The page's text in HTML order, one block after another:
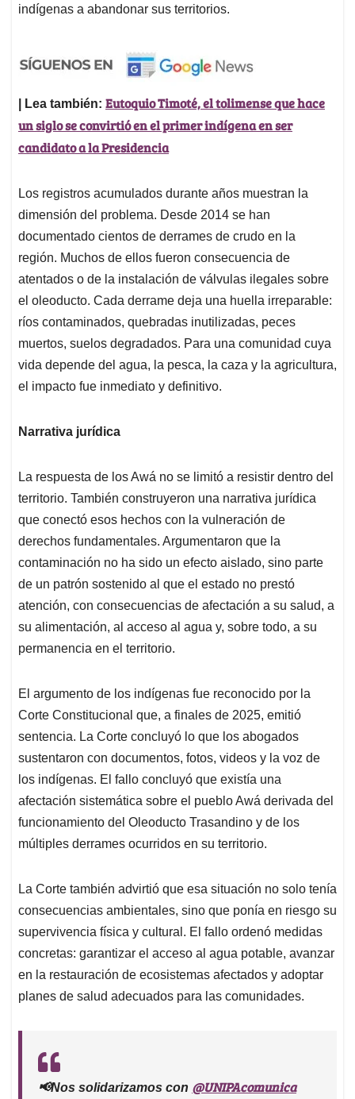
indígenas a abandonar sus territorios.
| Lea también: Eutoquio Timoté, el tolimense que hace
un siglo se convirtió en el primer indígena en ser
candidato a la Presidencia
Los registros acumulados durante años muestran la
dimensión del problema. Desde 2014 se han
documentado cientos de derrames de crudo en la
región. Muchos de ellos fueron consecuencia de
atentados o de la instalación de válvulas ilegales sobre
el oleoducto. Cada derrame deja una huella irreparable:
ríos contaminados, quebradas inutilizadas, peces
muertos, suelos degradados. Para una comunidad cuya
vida depende del agua, la pesca, la caza y la agricultura,
el impacto fue inmediato y definitivo.
Narrativa jurídica
La respuesta de los Awá no se limitó a resistir dentro del
territorio. También construyeron una narrativa jurídica
que conectó esos hechos con la vulneración de
derechos fundamentales. Argumentaron que la
contaminación no ha sido un efecto aislado, sino parte
de un patrón sostenido al que el estado no prestó
atención, con consecuencias de afectación a su salud, a
su alimentación, al acceso al agua y, sobre todo, a su
permanencia en el territorio.
El argumento de los indígenas fue reconocido por la
Corte Constitucional que, a finales de 2025, emitió
sentencia. La Corte concluyó lo que los abogados
sustentaron con documentos, fotos, videos y la voz de
los indígenas. El fallo concluyó que existía una
afectación sistemática sobre el pueblo Awá derivada del
funcionamiento del Oleoducto Trasandino y de los
múltiples derrames ocurridos en su territorio.
La Corte también advirtió que esa situación no solo tenía
consecuencias ambientales, sino que ponía en riesgo su
supervivencia física y cultural. El fallo ordenó medidas
concretas: garantizar el acceso al agua potable, avanzar
en la restauración de ecosistemas afectados y adoptar
planes de salud adecuados para las comunidades.
📢Nos solidarizamos con @UNIPAcomunica